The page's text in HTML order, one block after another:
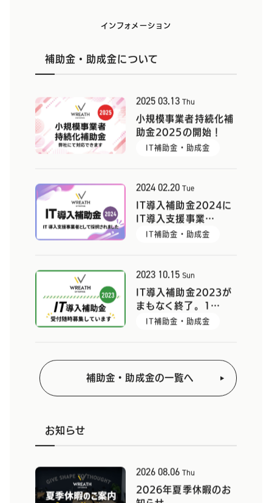
インフォメーション
補助金・助成金について
202503.13 Thu
小規模事業者持続化補
助金2025の開始！
IT補助金・助成金
202402.20 Tue
IT導入補助金2024に
IT導入支援事業…
IT補助金・助成金
2023 10.15 Sun
IT導入補助金2023が
まもなく終了。1…
IT補助金・助成金
補助金・助成金の一覧へ
お知らせ
202608.06 Thu
2026年夏季休暇のお